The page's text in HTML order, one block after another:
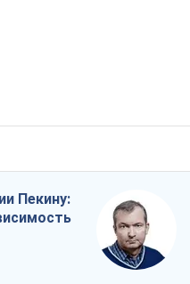
Пекину: